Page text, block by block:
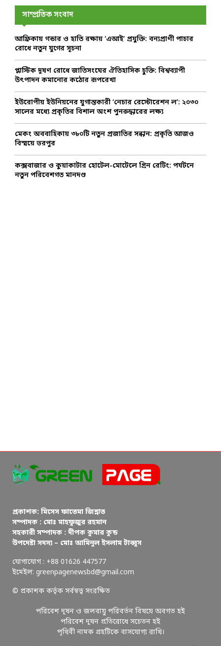
f
r
E
A
সাম্প্রতিক সংবাদ
আফ্রিকায় গন্ডার ও হাতি রক্ষায় ‘এআই’ প্রযুক্তি: বন্যপ্রাণী পাচার
রোধে নতুন যুগের সূচনা
প্লাস্টিক দূষণ রোধে জাতিসংঘের ঐতিহাসিক চুক্তি: বিশ্বব্যাপী
উৎপাদন কমানোর কঠোর রূপরেখা
ইউরোপীয় ইউনিয়নের যুগান্তকারী ‘নেচার রেস্টোরেশন ল’: ২০৩০
সালের মধ্যে প্রকৃতির বিশাল অংশ পুনরুদ্ধারের লক্ষ্য
মেকং অববাহিকায় ৩৮০টি নতুন প্রজাতির সন্ধান: প্রকৃতি আজও
বিস্ময়ে ভরপুর
কক্সবাজার ও কুয়াকাটার হোটেল-মোটেলে গ্রিন রেটিং: পর্যটনে
নতুন পরিবেশগত মানদণ্ড
প্রকাশক: মিসেস ফাতেমা জিন্নাত
সম্পাদক : মোঃ মাহফুজুর রহমান
সহকারী সম্পাদক : দীপক কুমার কুন্ড
উপদেষ্টা সদস্য – মোঃ আমিনুল ইসলাম টাব্বুস
যোগাযোগ : +88 01626 447577
ইমেইল: greenpagenewsbd@gmail.com
© প্রকাশক কর্তৃক সর্বস্বত্ব সংরক্ষিত
পরিবেশ দূষন ও জলবায়ু পরিবর্তন বিষয়ে অবগত হই
পরিবেশ দূষন প্রতিরোধে সচেতন হই
পৃথিবী নামক গ্রহটিকে বাসযোগ্য রাখি।